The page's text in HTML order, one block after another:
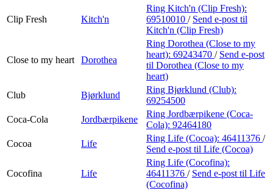
Clip Fresh Kitch'n
Ring Kitch'n (Clip Fresh):
69510010 / Send e-post til
Kitch'n (Clip Fresh)
Close to my heart Dorothea
Ring Dorothea (Close to my
heart): 69243470 / Send e-post
til Dorothea (Close to my
heart)
Club
Bjørklund
Ring Bjørklund (Club):
69254500
Coca-Cola
Jordbærpikene
Ring Jordbærpikene (Coca-
Cola): 92464180
Cocoa
Life
Ring Life (Cocoa): 46411376 /
Send e-post til Life (Cocoa)
Cocofina Life
Ring Life (Cocofina):
46411376 / Send e-post til Life
(Cocofina)